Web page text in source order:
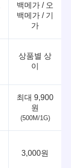
백메가 / 오
백메가 / 기
가
상품별 상
이
최대 9,900
원
(500M/1G)
3,000원